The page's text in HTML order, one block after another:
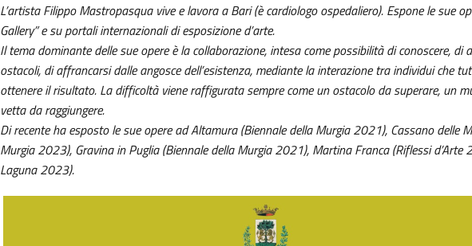
L’artista Filippo Mastropasqua vive e lavora a Bari (è cardiologo ospedaliero). Espone le sue
Gallery” e su portali internazionali di esposizione d’arte.
Il tema dominante delle sue opere è la collaborazione, intesa come possibilità di conoscere, di
ostacoli, di affrancarsi dalle angosce dell’esistenza, mediante la interazione tra individui che
ottenere il risultato. La difficoltà viene raffigurata sempre come un ostacolo da superare, un
vetta da raggiungere.
Di recente ha esposto le sue opere ad Altamura (Biennale della Murgia 2021), Cassano delle
Murgia 2023), Gravina in Puglia (Biennale della Murgia 2021), Martina Franca (Riflessi d’Arte
Laguna 2023).